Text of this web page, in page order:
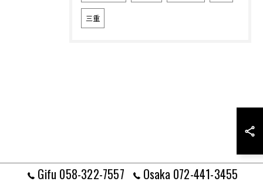
三重
Gifu 058-322-7557 Osaka 072-441-3455